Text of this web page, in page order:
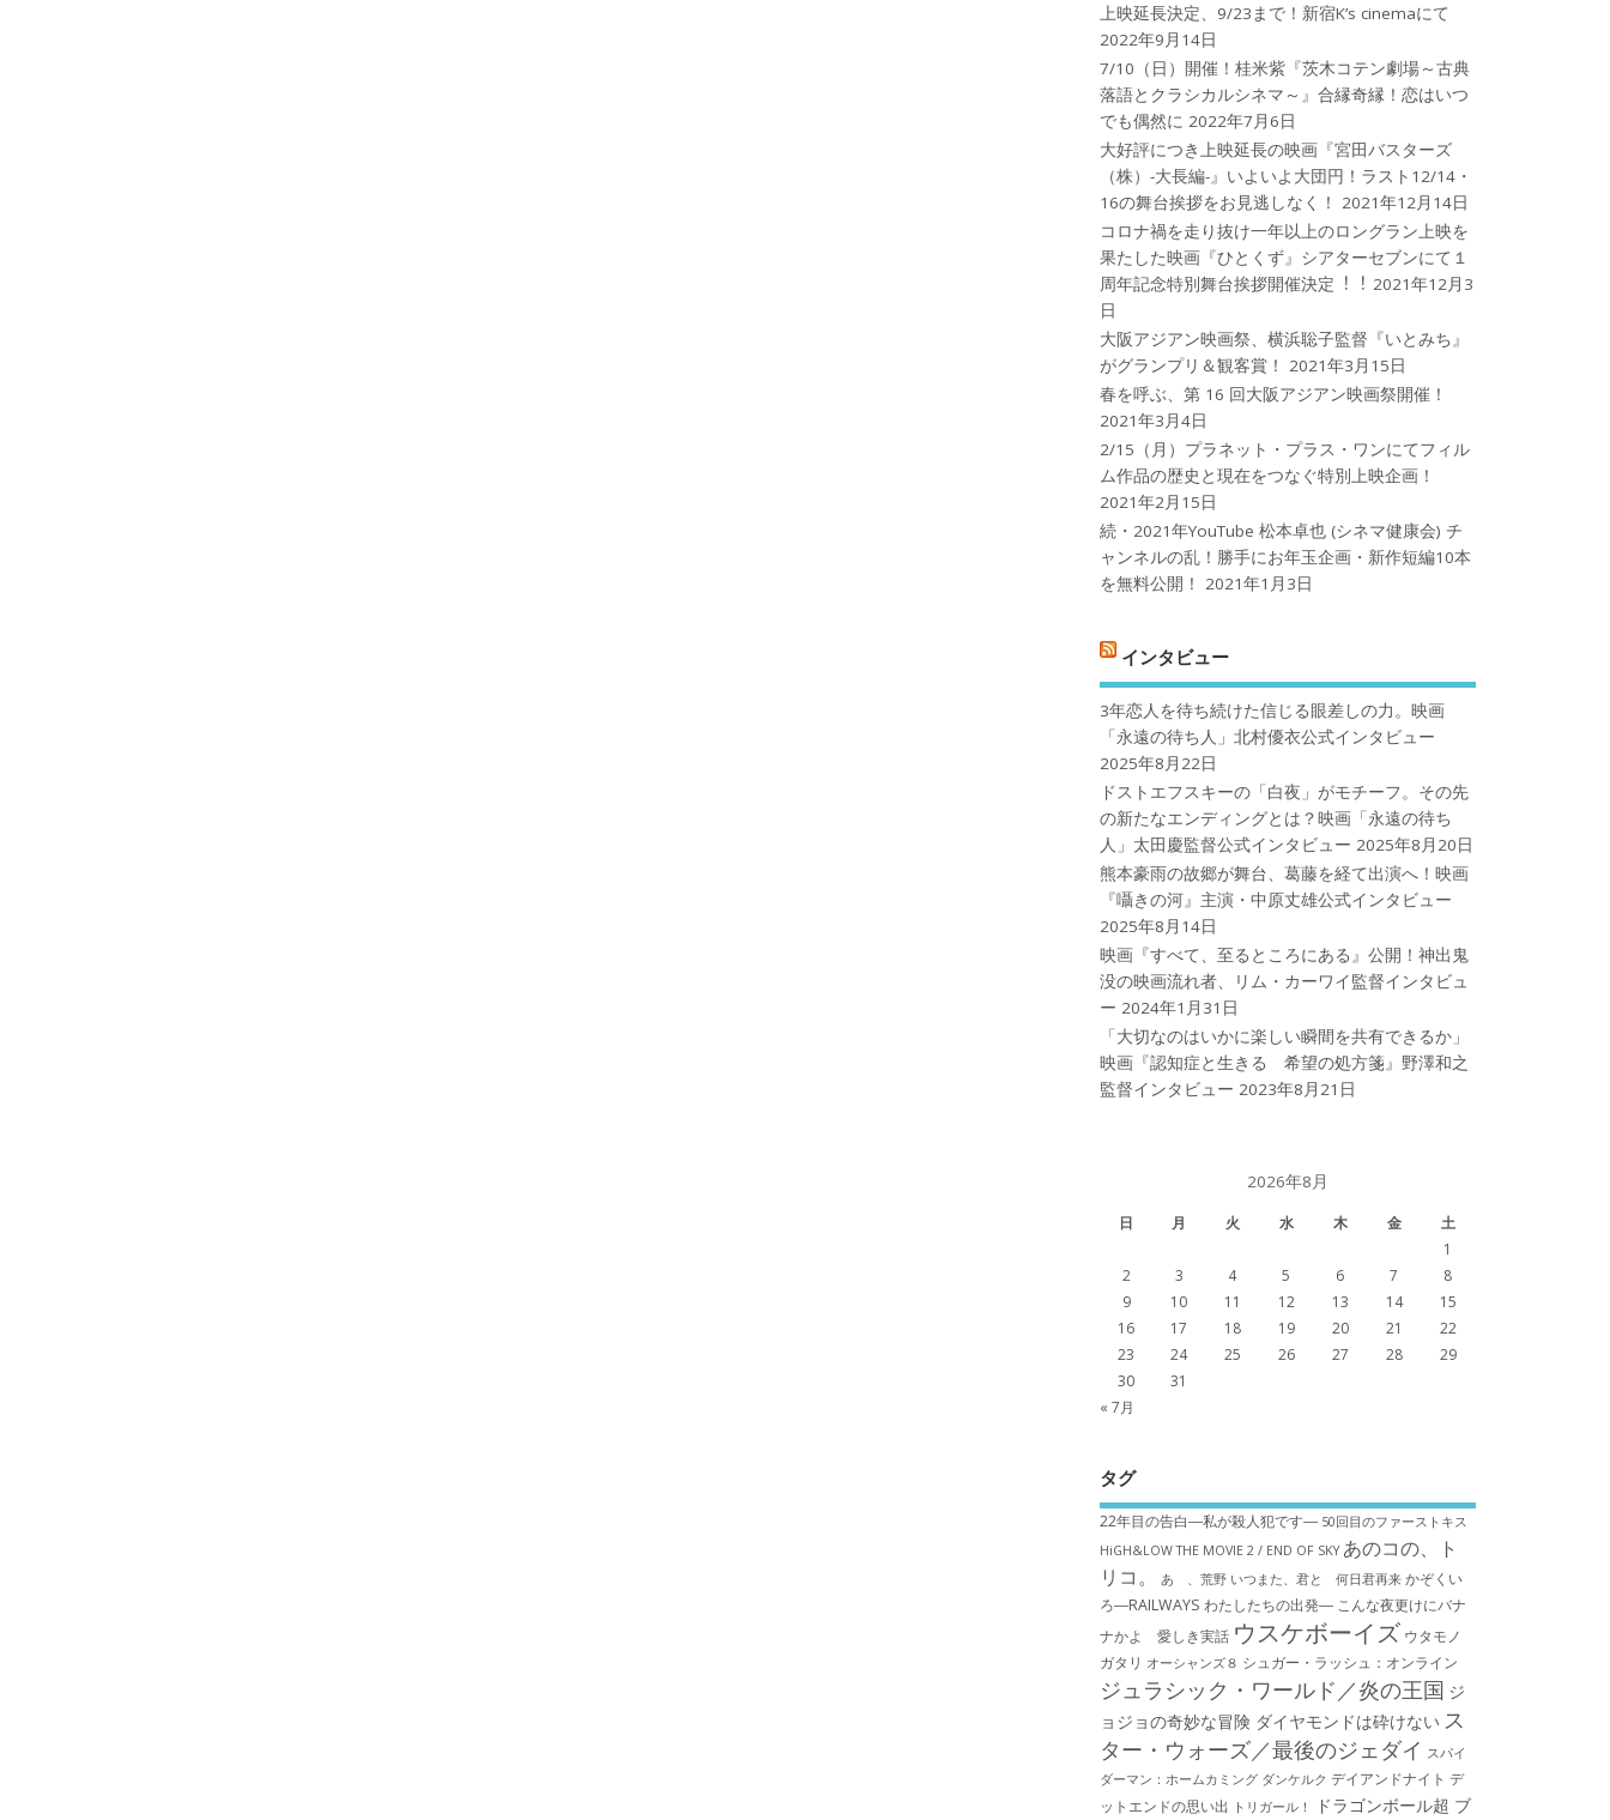
上映延長決定、9/23まで！新宿K’s cinemaにて
2022年9月14日
7/10（日）開催！桂米紫『茨木コテン劇場～古典
落語とクラシカルシネマ～』合縁奇縁！恋はいつ
でも偶然に 2022年7月6日
大好評につき上映延長の映画『宮田バスターズ
（株）-大長編-』いよいよ大団円！ラスト12/14・
16の舞台挨拶をお見逃しなく！
2021年12月14日
コロナ禍を⾛り抜け⼀年以上のロングラン上映を
果たした映画『ひとくず』シアターセブンにて１
周年記念特別舞台挨拶開催決定︕︕ 2021年12月3
日
大阪アジアン映画祭、横浜聡子監督『いとみち』
がグランプリ＆観客賞！
2021年3月15日
春を呼ぶ、第 16 回大阪アジアン映画祭開催！
2021年3月4日
2/15（月）プラネット・プラス・ワンにてフィル
ム作品の歴史と現在をつなぐ特別上映企画！
2021年2月15日
続・2021年YouTube 松本卓也 (シネマ健康会) チ
ャンネルの乱！勝手にお年玉企画・新作短編10本
を無料公開！
2021年1月3日
インタビュー
3年恋人を待ち続けた信じる眼差しの力。映画
「永遠の待ち人」北村優衣公式インタビュー
2025年8月22日
ドストエフスキーの「白夜」がモチーフ。その先
の新たなエンディングとは？映画「永遠の待ち
人」太田慶監督公式インタビュー 2025年8月20日
熊本豪雨の故郷が舞台、葛藤を経て出演へ！映画
『囁きの河』主演・中原丈雄公式インタビュー
2025年8月14日
映画『すべて、至るところにある』公開！神出鬼
没の映画流れ者、リム・カーワイ監督インタビュ
ー 2024年1月31日
「大切なのはいかに楽しい瞬間を共有できるか」
映画『認知症と生きる 希望の処方箋』野澤和之
監督インタビュー 2023年8月21日
2026年8月
日 月 火 水 木 金
土
1
2
3 4 5 6 7
8
9
10 11 12 13 14
15
16
17 18 19 20 21
22
23
24 25 26 27 28
29
30
31
« 7月
タグ
22年目の告白―私が殺人犯です― 50回目のファーストキス
HiGH&LOW THE MOVIE 2 / END OF SKY あのコの、ト
リコ。
あゝ、荒野 いつまた、君と 何日君再来 かぞくい
ろ―RAILWAYS わたしたちの出発― こんな夜更けにバナ
ナかよ 愛しき実話 ウスケボーイズ ウタモノ
ガタリ オーシャンズ８ シュガー・ラッシュ：オ​ンライン
ジュラシック・ワールド／炎の王国 ジ
ョジョの奇妙な冒険 ダイヤモンドは砕けない ス
ター・ウォーズ／最後のジェダイ スパイ
ダーマン：ホームカミング ダンケルク デイアンドナイト デ
ットエンドの思い出
トリガール！ ドラゴンボール超 ブ